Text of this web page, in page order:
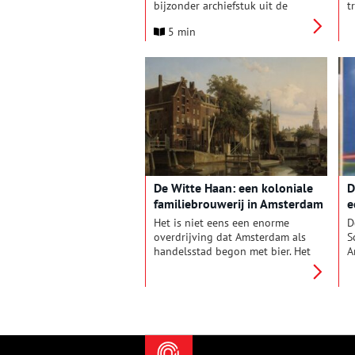
bijzonder archiefstuk uit de
Deze keer: een ontroerende
aan zijn vrouw en kinderen in
De Rijp schreef.
5 min
De Witte Haan: een koloniale
familiebrouwerij in Amsterdam
Het is niet eens een enorme
overdrijving dat Amsterdam als
handelsstad begon met bier. Het
om te brouwen (schoon water,
hop, gerst) niet direct